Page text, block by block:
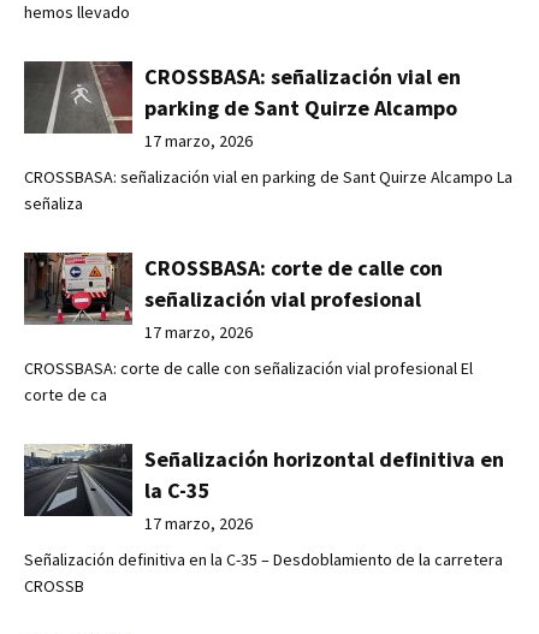
hemos llevado
CROSSBASA: señalización vial en
parking de Sant Quirze Alcampo
17 marzo, 2026
CROSSBASA: señalización vial en parking de Sant Quirze Alcampo La
señaliza
CROSSBASA: corte de calle con
señalización vial profesional
17 marzo, 2026
CROSSBASA: corte de calle con señalización vial profesional El
corte de ca
Señalización horizontal definitiva en
la C-35
17 marzo, 2026
Señalización definitiva en la C-35 – Desdoblamiento de la carretera
CROSSB